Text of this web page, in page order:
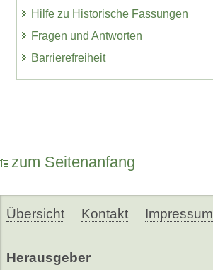
Hilfe zu Historische Fassungen
Fragen und Antworten
Barrierefreiheit
zum Seitenanfang
Übersicht Kontakt Impressum
Herausgeber